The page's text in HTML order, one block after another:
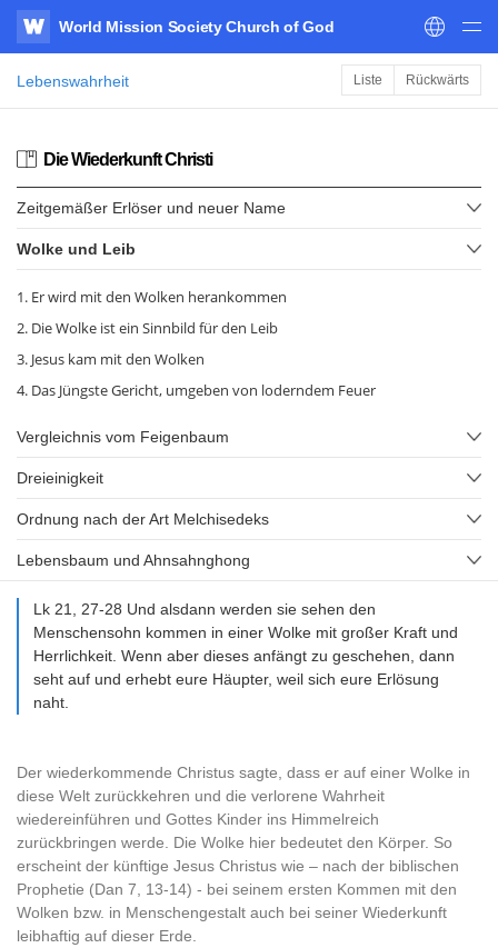
WATV
World Mission Society Church of God
Lebenswahrheit Liste Rückwärts
Die Wiederkunft Christi
Zeitgemäßer Erlöser und neuer Name
Wolke und Leib
1. Er wird mit den Wolken herankommen
2. Die Wolke ist ein Sinnbild für den Leib
3. Jesus kam mit den Wolken
4. Das Jüngste Gericht, umgeben von loderndem Feuer
Vergleichnis vom Feigenbaum
Dreieinigkeit
Ordnung nach der Art Melchisedeks
Lebensbaum und Ahnsahnghong
Lk 21, 27-28 Und alsdann werden sie sehen den
Menschensohn kommen in einer Wolke mit großer Kraft und
Herrlichkeit. Wenn aber dieses anfängt zu geschehen, dann
seht auf und erhebt eure Häupter, weil sich eure Erlösung
naht.
Der wiederkommende Christus sagte, dass er auf einer Wolke in
diese Welt zurückkehren und die verlorene Wahrheit
wiedereinführen und Gottes Kinder ins Himmelreich
zurückbringen werde. Die Wolke hier bedeutet den Körper. So
erscheint der künftige Jesus Christus wie – nach der biblischen
Prophetie (Dan 7, 13-14) - bei seinem ersten Kommen mit den
Wolken bzw. in Menschengestalt auch bei seiner Wiederkunft
leibhaftig auf dieser Erde.